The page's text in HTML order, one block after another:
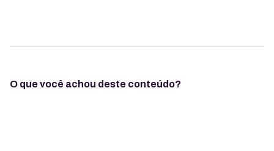
O que você achou deste conteúdo?